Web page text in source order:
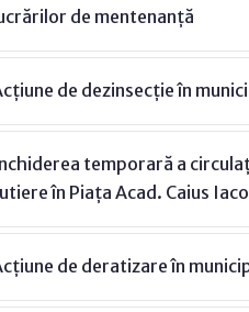
de mentenanță
de dezinsecție în
temporară a
în Piața Acad. Caius
de deratizare în